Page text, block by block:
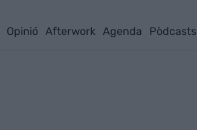
Opinió Afterwork Agenda Pòdcasts